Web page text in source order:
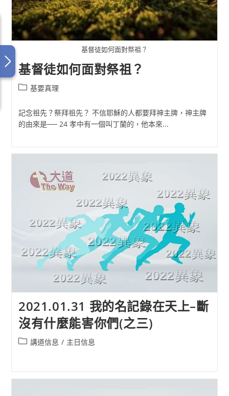
基督徒如何面對祭祖？
基督徒如何面對祭祖？
Post基要真理
記念祖先？祭拜祖先？ 不信耶穌的人都要拜神主牌，神主牌
的由來是── 24 孝中有一個叫丁蘭的，他本來...
2021.01.31 我的名記錄在天上–斷
沒有什麼能害你們(之三)
Post講道信息 / 主日信息